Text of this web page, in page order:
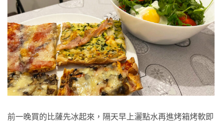
前一晚買的比薩先冰起來，隔天早上灑點水再進烤箱烤軟即